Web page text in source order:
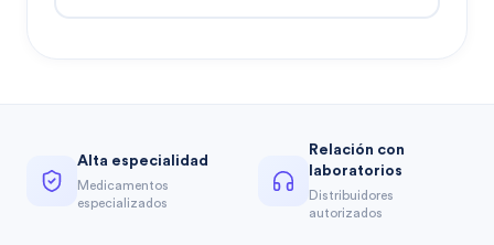
Alta especialidad
Medicamentos
especializados
Relación con
laboratorios
Distribuidores
autorizados